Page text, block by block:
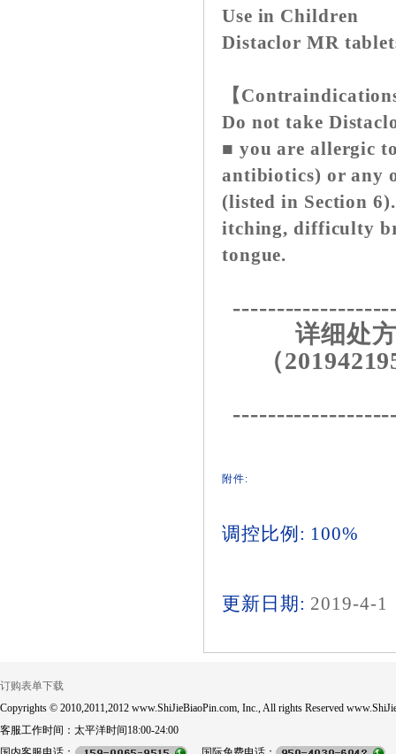
Use in Children
Distaclor MR
【
Do not take
■ you are allergic
antibiotics) or any
(listed in Section
itching, difficulty
tongue.
详细处
（
附件:
调控比例: 100%
更新日期: 2019-4-1
订购表单下载
Copyrights © 2010,2011,2012 www.ShiJieBiaoPin.com, Inc., All rights Reserved
客服工作时间：太平洋时间18:00-24:00